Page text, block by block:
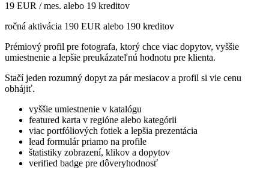
19 EUR / mes. alebo 19 kreditov
ročná aktivácia 190 EUR alebo 190 kreditov
Prémiový profil pre fotografa, ktorý chce viac dopytov, vyššie
umiestnenie a lepšie preukázateľnú hodnotu pre klienta.
Stačí jeden rozumný dopyt za pár mesiacov a profil si vie cenu
obhájiť.
vyššie umiestnenie v katalógu
featured karta v regióne alebo kategórii
viac portfóliových fotiek a lepšia prezentácia
lead formulár priamo na profile
štatistiky zobrazení, klikov a dopytov
verified badge pre dôveryhodnosť